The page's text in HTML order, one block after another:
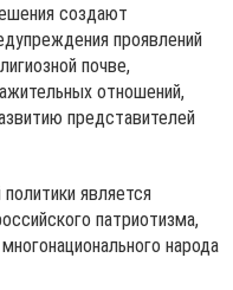
создают
проявлений
почве,
отношений,
представителей
является
патриотизма,
народа